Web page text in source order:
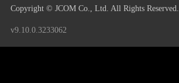
Copyright © JCOM Co., Ltd. All Rights Reserved.
v9.10.0.3233062